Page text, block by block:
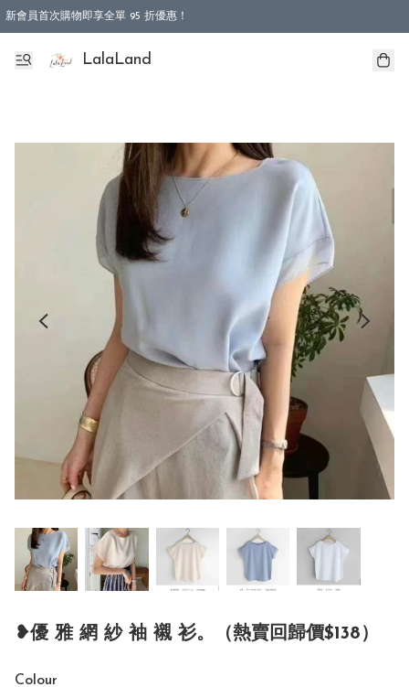
新會員首次購物即享全單 95 折優惠！
特選會員可享全單低至 9 折優惠！
LalaLand
❥優 雅 網 紗 袖 襯 衫。（熱賣回歸價$138）
Colour